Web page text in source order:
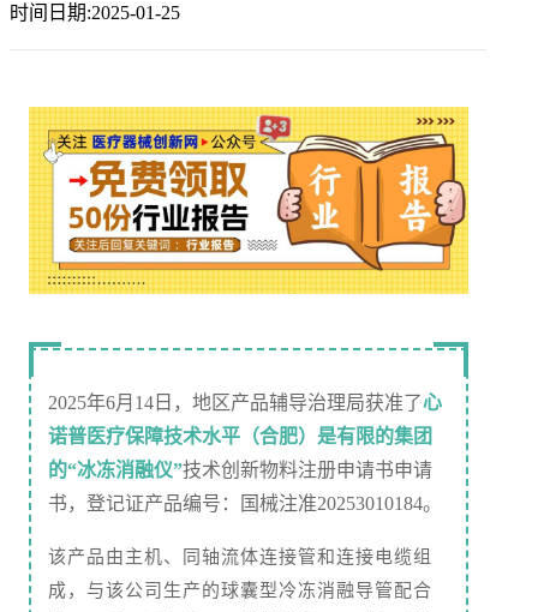
时间日期:2025-01-25
2025年6月14日，地区产品辅导治理局获准了心
诺普医疗保障技术水平（合肥）是有限的集团
的“冰冻消融仪”技术创新物料注册申请书申请
书，登记证产品编号：国械注准20253010184。
该产品由主机、同轴流体连接管和连接电缆组
成，与该公司生产的球囊型冷冻消融导管配合